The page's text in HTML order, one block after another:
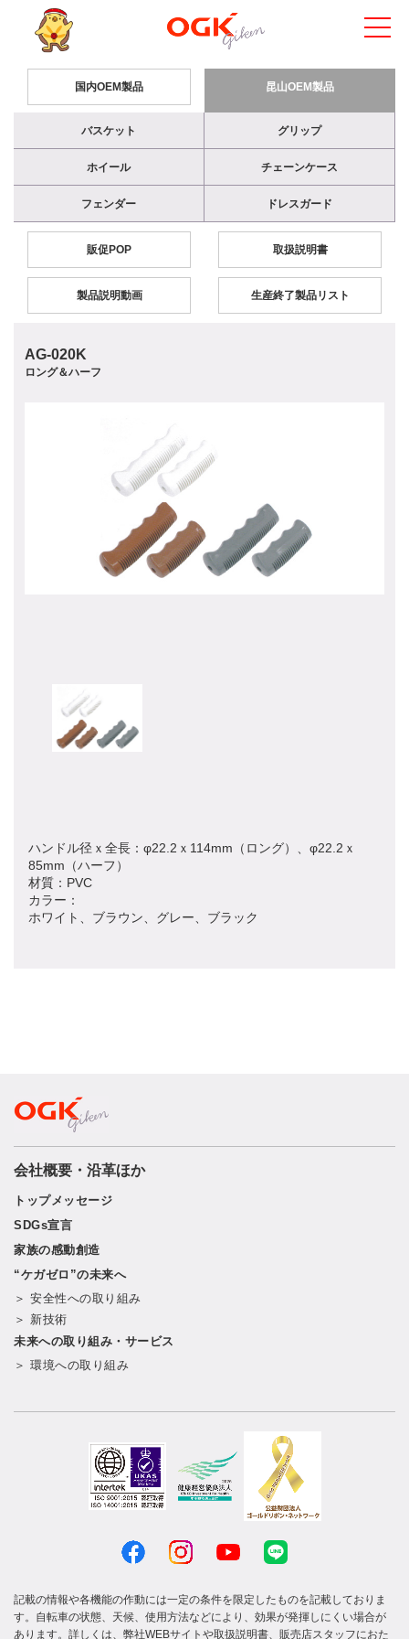
国内OEM製品 昆山OEM製品
バスケット グリップ
ホイール チェーンケース
フェンダー ドレスガード
販促POP 取扱説明書
製品説明動画 生産終了製品リスト
AG-020K
ロング＆ハーフ
ハンドル径ｘ全長：φ22.2ｘ114mm（ロング）、φ22.2ｘ
85mm（ハーフ）
材質：PVC
カラー：
ホワイト、ブラウン、グレー、ブラック
会社概要・沿革ほか
トップメッセージ
SDGs宣言
家族の感動創造
“ケガゼロ”の未来へ
＞ 安全性への取り組み
＞ 新技術
未来への取り組み・サービス
＞ 環境への取り組み
記載の情報や各機能の作動には一定の条件を限定したものを記載しておりま
す。自転車の状態、天候、使用方法などにより、効果が発揮しにくい場合が
あります。詳しくは、弊社WEBサイトや取扱説明書、販売店スタッフにおた